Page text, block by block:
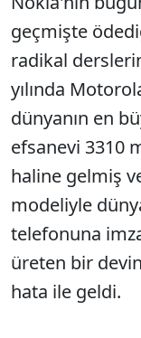
geçmişte
radikal
yılında
dünyanın en
efsanevi 3310
haline gelmiş
modeliyle
telefonuna
üreten bir
hata ile geldi.